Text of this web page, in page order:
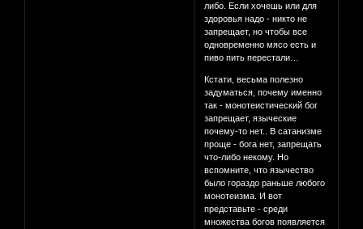
либо. Если хочешь или для
здоровья надо - никто не
запрещает, но чтобы все
одновременно мясо есть и
пиво пить перестали…
Кстати, весьма полезно
задуматься, почему именно
так - монотеистический бог
запрещает, языческие
почему-то нет.. В сатанизме
проще - бога нет, запрещать
что-либо некому. Но
вспомните, что язычество
было гораздо раньше любого
монотеизма. И вот
представьте - среди
множества богов появляется